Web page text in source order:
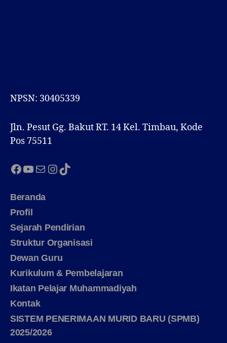
NPSN: 30405339
Jln. Pesut Gg. Bakut RT. 14 Kel. Timbau, Kode
Pos 75511
Facebook
YouTube
MailInstagram
TikTok
Beranda
Profil
Sejarah Pendirian
Struktur Organisasi
Dewan Guru
Kurikulum & Pembelajaran
Ikatan Pelajar Muhammadiyah
Kontak
SISTEM PENERIMAAN MURID BARU (SPMB)
2025/2026